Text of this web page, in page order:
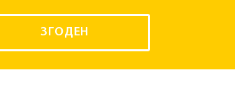
ЗГОДЕН